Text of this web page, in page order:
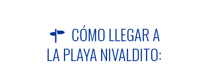
CÓMO LLEGAR A
LA PLAYA NIVALDITO: